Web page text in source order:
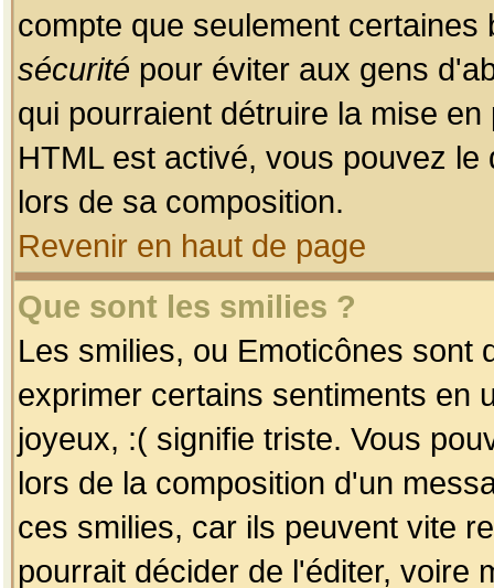
compte que seulement
sécurité pour éviter aux gens
qui pourraient détruire la mise
HTML est activé, vous pouvez
lors de sa composition.
Revenir en haut de page
Que sont les smilies ?
Les smilies, ou Emoticônes sont
exprimer certains sentiments en
joyeux, :( signifie triste. Vous
lors de la composition d'un
ces smilies, car ils peuvent vite
pourrait décider de l'éditer, voire